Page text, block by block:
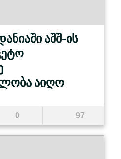
აშშ-ის
აიღო
0 97